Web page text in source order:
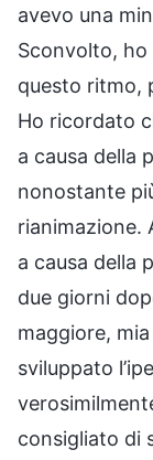
avevo una
Sconvolto, ho
questo ritmo,
Ho ricordato
a causa della
nonostante
rianimazione.
a causa della
due giorni
maggiore,
sviluppato
consigliato di